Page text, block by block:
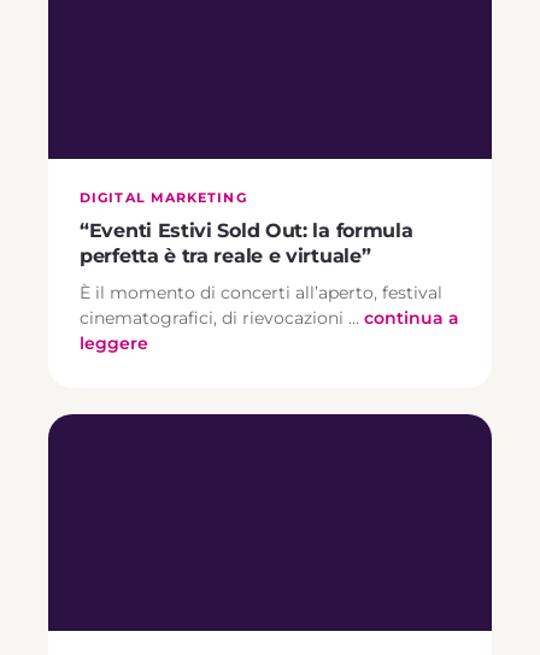
DIGITAL MARKETING
“Eventi Estivi Sold Out: la formula
perfetta è tra reale e virtuale”
È il momento di concerti all’aperto, festival
cinematografici, di rievocazioni … continua a
leggere